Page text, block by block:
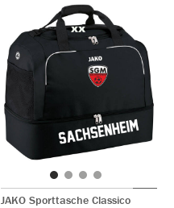
JAKO Sporttasche Classico